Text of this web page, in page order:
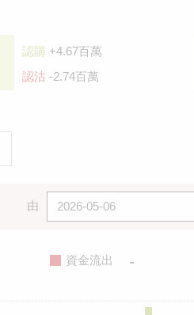
認購 +4.67百萬
認沽 -2.74百萬
由
資金流出 -